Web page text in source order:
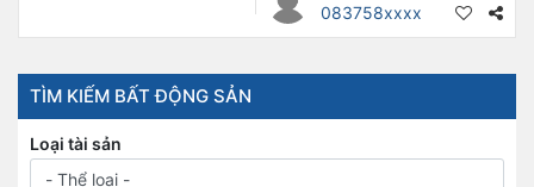
083758xxxx
TÌM KIẾM BẤT ĐỘNG SẢN
Loại tài sản